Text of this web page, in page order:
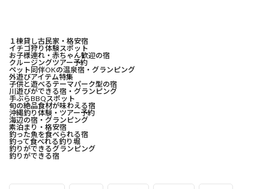
１棟貸し古民家・格安宿
イチゴ狩り体験スポット
お子様連れ・赤ちゃん歓迎の宿
クルージングツアー予約
ペット同伴OKの温泉宿・グランピング
外遊びアイテム特集
子供と遊べるテーマパーク型の宿
川遊びができる宿・グランピング
手ぶらBBQスポット
旬の絶品食材が味わえる宿
沖縄釣り体験・ツアー予約
海辺の宿・グランピング
素泊まり・格安宿
釣った魚を食べられる宿
釣って食べれる釣り堀
釣りができるグランピング
釣りができる宿